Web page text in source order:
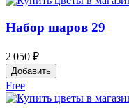
Набор шаров 29
2 050 ₽
Добавить
Free